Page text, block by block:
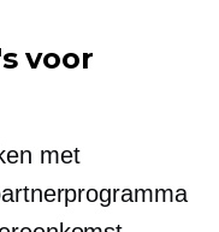
voor
met